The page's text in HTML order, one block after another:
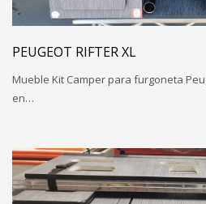
PEUGEOT RIFTER XL
Mueble Kit Camper para furgoneta
en…